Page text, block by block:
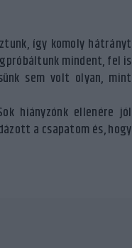
így komoly hátrányt
mindent, fel is
sem volt olyan, mint
hiányzónk ellenére jól
a csapatom és, hogy